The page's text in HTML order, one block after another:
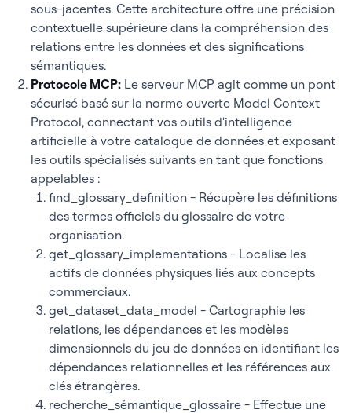
sous-jacentes. Cette architecture offre une précision
contextuelle supérieure dans la compréhension des
relations entre les données et des significations
sémantiques.
Protocole MCP: Le serveur MCP agit comme un pont
sécurisé basé sur la norme ouverte Model Context
Protocol, connectant vos outils d'intelligence
artificielle à votre catalogue de données et exposant
les outils spécialisés suivants en tant que fonctions
appelables :
find_glossary_definition - Récupère les définitions
des termes officiels du glossaire de votre
organisation.
get_glossary_implementations - Localise les
actifs de données physiques liés aux concepts
commerciaux.
get_dataset_data_model - Cartographie les
relations, les dépendances et les modèles
dimensionnels du jeu de données en identifiant les
dépendances relationnelles et les références aux
clés étrangères.
recherche_sémantique_glossaire - Effectue une